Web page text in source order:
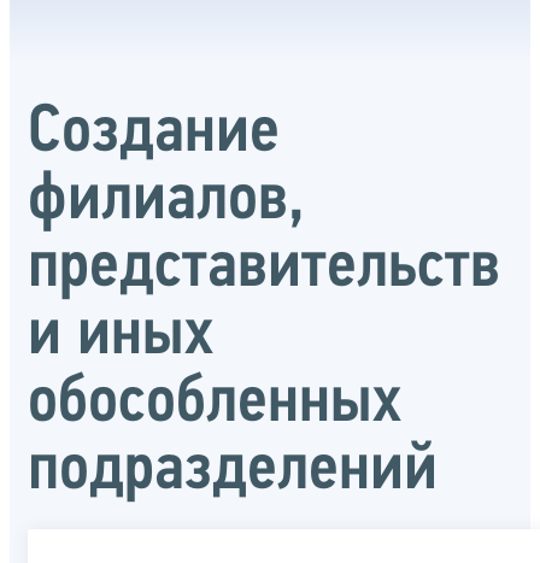
Создание
филиалов,
представительств
и иных
обособленных
подразделений